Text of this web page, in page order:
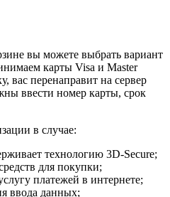
вы можете выбрать вариант
карты Visa и Master
вас перенаправит на сервер
ввести номер карты, срок
в случае:
технологию 3D-Secure;
для покупки;
платежей в интернете;
ввода данных;